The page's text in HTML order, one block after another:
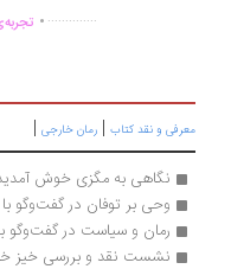
تجربه‌ی زندگی ..............
و نقد کتاب|رمان خارجی|
نگاهی به مگزی خوش آمدید |
وحی بر توفان در گفت‌وگو با
رمان و سیاست در گفت‌وگو با الگا